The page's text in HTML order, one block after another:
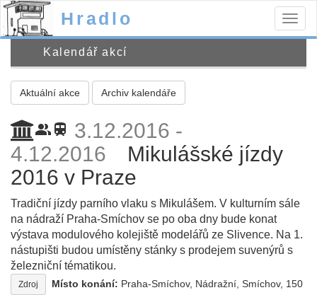
Hradlo
Kalendář akcí
Aktuální akce Archiv kalendáře
people_alt train 3.12.2016 -
4.12.2016
Mikulášské jízdy
2016 v Praze
Tradiční jízdy parního vlaku s Mikulášem. V kulturním sále
na nádraží Praha-Smíchov se po oba dny bude konat
výstava modulového kolejiště modelářů ze Slivence. Na 1.
nástupišti budou umístěny stánky s prodejem suvenýrů s
železniční tématikou.
Zdroj Místo konání: Praha-Smíchov, Nádražní, Smíchov, 150